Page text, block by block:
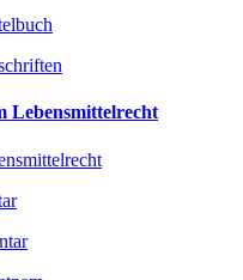
Lebensmittelrecht